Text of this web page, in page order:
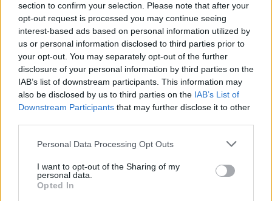
section to confirm your selection. Please note that after your
opt-out request is processed you may continue seeing
interest-based ads based on personal information utilized by
us or personal information disclosed to third parties prior to
your opt-out. You may separately opt-out of the further
disclosure of your personal information by third parties on the
IAB’s list of downstream participants. This information may
also be disclosed by us to third parties on the IAB’s List of
Downstream Participants that may further disclose it to other
Personal Data Processing Opt Outs
I want to opt-out of the Sharing of my
personal data.
Opted In
A pesar de su carácter fuerte, Maribel Moreno reconoce
que echa en falta a su marido, que se siente sola y que le
duele cuando escucha: “Señora, ¿usted es mi mujer?”.
También sufre por sus hijos, ya que ella ha asumido el
papel de madre y padre. “Algunas veces, le pregunto a
Dios por qué nos envió esto”, sostiene.
Y es que es duro de llevar. La familia encontró apoyo al
trabajadora social de la organización, es una dependencia
silenciosa. Por eso, durante toda la semana, el colectivo
organiza una serie de actividades para visibilizar el DCA y
defender la integración de los que la padecen.